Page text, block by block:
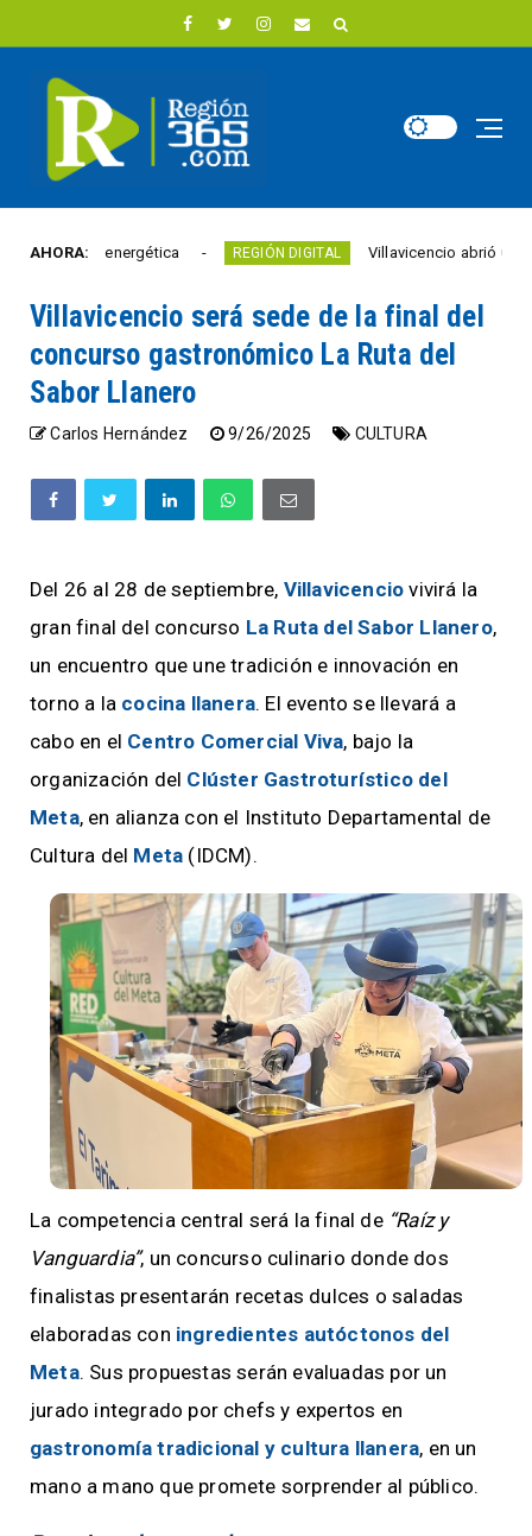
AHORA:
energética REGIÓN DIGITAL Villavicencio abrió un nuevo
Villavicencio será sede de la final del
concurso gastronómico La Ruta del
Sabor Llanero
Carlos Hernández 9/26/2025 CULTURA
Del 26 al 28 de septiembre, Villavicencio vivirá la
gran final del concurso La Ruta del Sabor Llanero,
un encuentro que une tradición e innovación en
torno a la cocina llanera. El evento se llevará a
cabo en el Centro Comercial Viva, bajo la
organización del Clúster Gastroturístico del
Meta, en alianza con el Instituto Departamental de
Cultura del Meta (IDCM).
La competencia central será la final de “Raíz y
Vanguardia”, un concurso culinario donde dos
finalistas presentarán recetas dulces o saladas
elaboradas con ingredientes autóctonos del
Meta. Sus propuestas serán evaluadas por un
jurado integrado por chefs y expertos en
gastronomía tradicional y cultura llanera, en un
mano a mano que promete sorprender al público.